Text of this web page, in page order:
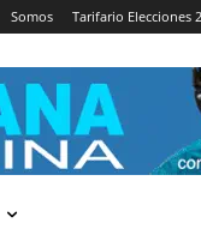
Somos Tarifario Elecciones